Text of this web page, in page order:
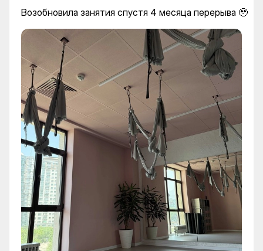
Возобновила занятия спустя 4 месяца перерыва 🥹